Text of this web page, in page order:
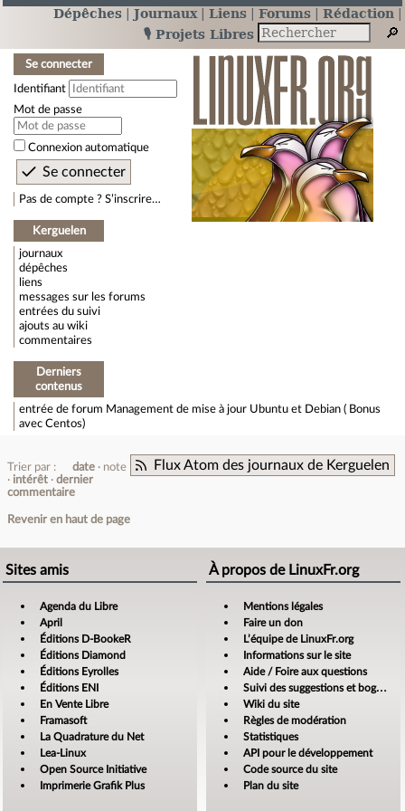
Dépêches Journaux Liens Forums
Rédaction
🎙️ Projets Libres
Se connecter
Identifiant
Mot de passe
Connexion automatique
Pas de compte ? S’inscrire…
Kerguelen
journaux
dépêches
liens
messages sur les forums
entrées du suivi
ajouts au wiki
commentaires
Derniers
contenus
entrée de forum Management de mise à jour Ubuntu et Debian ( Bonus
avec Centos)
Flux Atom des journaux de Kerguelen
Trier par : date
note
intérêt
dernier
commentaire
Revenir en haut de page
Sites amis
Agenda du Libre
April
Éditions D-BookeR
Éditions Diamond
Éditions Eyrolles
Éditions ENI
En Vente Libre
Framasoft
La Quadrature du Net
Lea-Linux
Open Source Initiative
Imprimerie Grafik Plus
À propos de LinuxFr.org
Mentions légales
Faire un don
L’équipe de LinuxFr.org
Informations sur le site
Aide / Foire aux questions
Suivi des suggestions et bogues
Wiki du site
Règles de modération
Statistiques
API pour le développement
Code source du site
Plan du site